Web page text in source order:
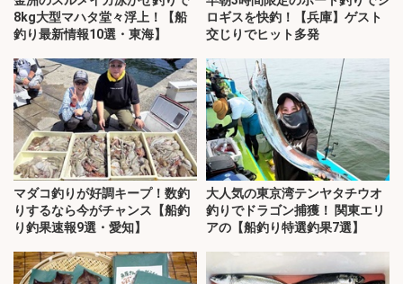
8kg大型マハタ堂々浮上！【船
釣り最新情報10選・東海】
ロギスを快釣！【兵庫】ゲスト
交じりでヒット多発
マダコ釣りが好調キープ！数釣
りするなら今がチャンス【船釣
り釣果速報9選・愛知】
大人気の東京湾テンヤタチウオ
釣りでドラゴン捕獲！ 関東エリ
アの【船釣り特選釣果7選】